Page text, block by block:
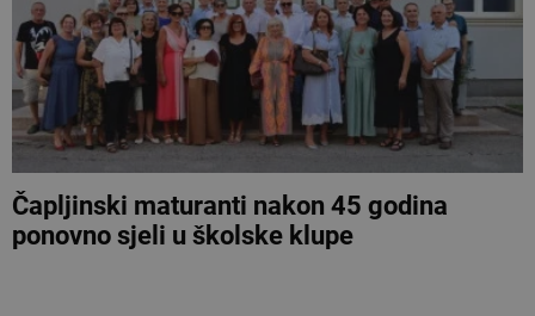
Čapljinski maturanti nakon 45 godina
ponovno sjeli u školske klupe